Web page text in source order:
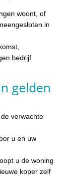
woont, of
in
bedrijf
gelden
verwachte
u en uw
u de woning
koper zelf